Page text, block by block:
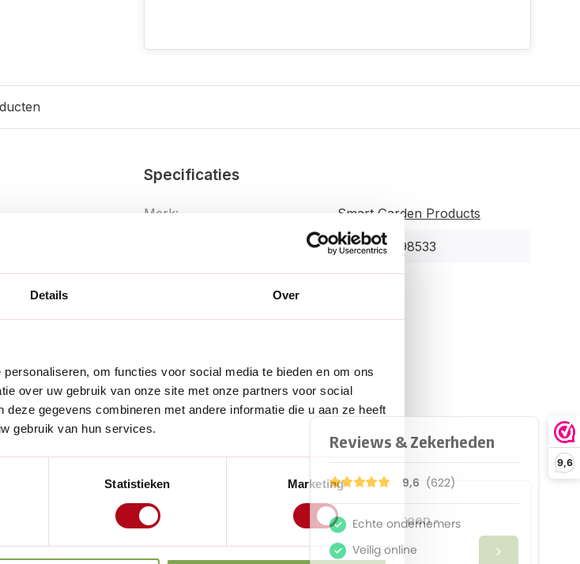
Details Over
om functies voor social media te bieden en om ons
over uw gebruik van onze site met onze partners voor social
gegevens combineren met andere informatie die u aan ze heeft
gebruik van hun services.
Statistieken Marketing
9,6
op
deze
van
Specificaties
Merk: Smart Garden Products
5050642098533
Fysieke eigenschappen
Overige kenmerken
Lees meer
Handig voor erbij
Rouchette Tuininstapper groen -
€49,95